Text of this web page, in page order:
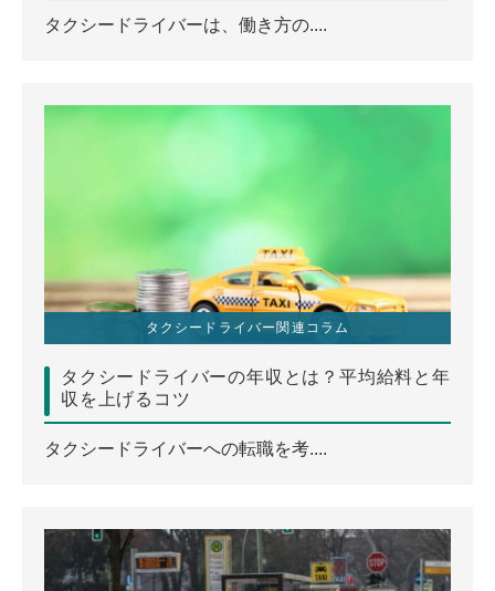
タクシードライバーは、働き方の....
タクシードライバー関連コラム
タクシードライバーの年収とは？平均給料と年
収を上げるコツ
タクシードライバーへの転職を考....